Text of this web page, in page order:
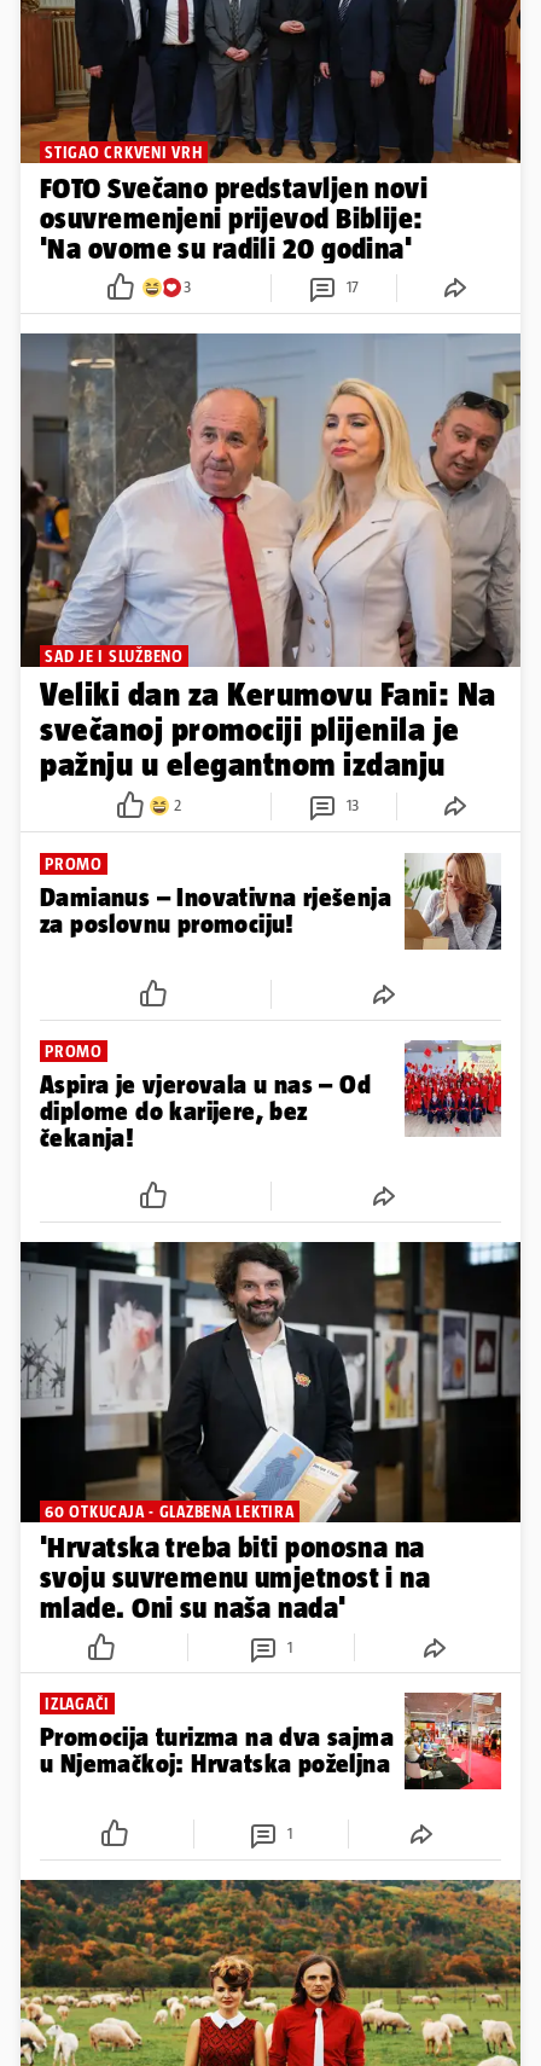
STIGAO CRKVENI VRH
FOTO Svečano predstavljen novi
osuvremenjeni prijevod Biblije:
'Na ovome su radili 20 godina'
3 17
SAD JE I SLUŽBENO
Veliki dan za Kerumovu Fani: Na
svečanoj promociji plijenila je
pažnju u elegantnom izdanju
2 13
PROMO
Damianus – Inovativna rješenja
za poslovnu promociju!
PROMO
Aspira je vjerovala u nas – Od
diplome do karijere, bez
čekanja!
60 OTKUCAJA - GLAZBENA LEKTIRA
'Hrvatska treba biti ponosna na
svoju suvremenu umjetnost i na
mlade. Oni su naša nada'
1
IZLAGAČI
Promocija turizma na dva sajma
u Njemačkoj: Hrvatska poželjna
1